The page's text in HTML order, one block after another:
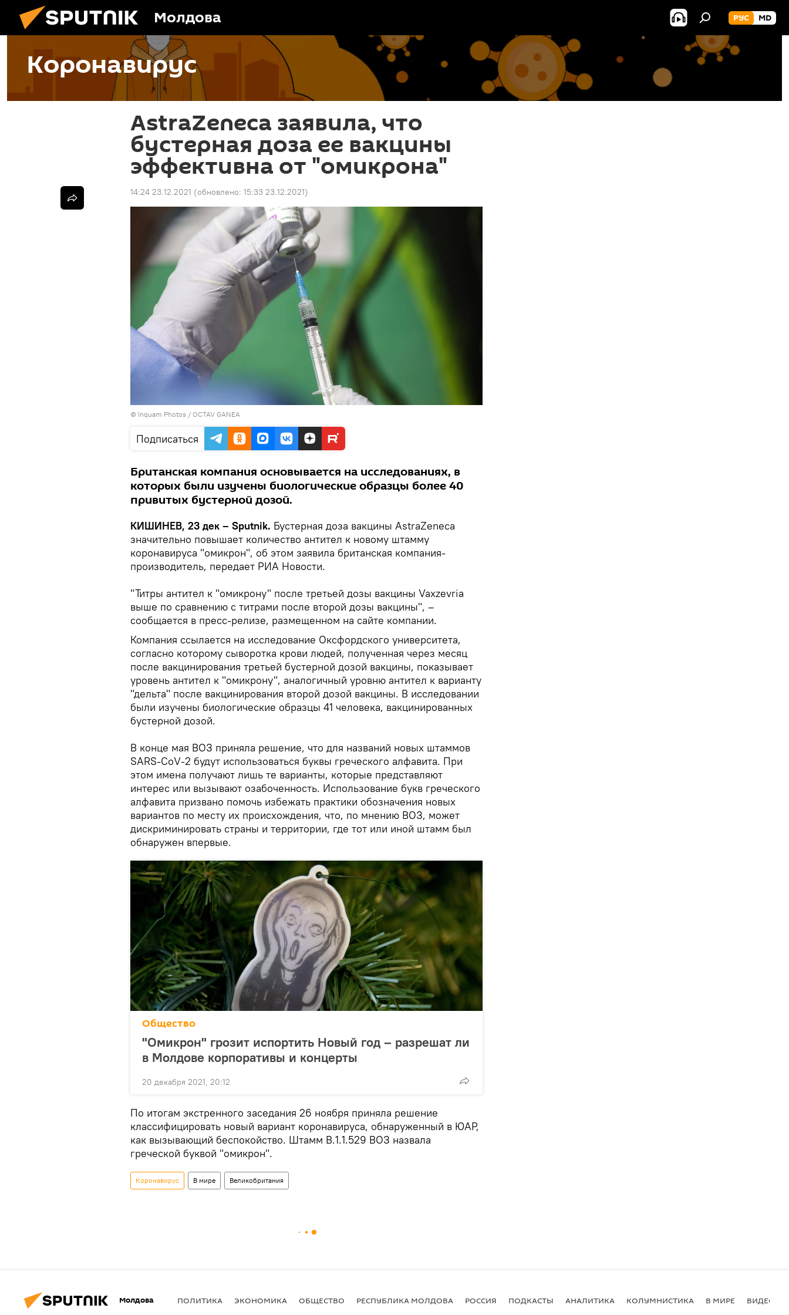
Молдова РУС MD
Коронавирус
AstraZeneca заявила, что
бустерная доза ее вакцины
эффективна от "омикрона"
14:24 23.12.2021 (обновлено: 15:33 23.12.2021)
© Inquam Photos / OCTAV GANEA
Подписаться
Британская компания основывается на исследованиях, в
которых были изучены биологические образцы более 40
привитых бустерной дозой.
КИШИНЕВ, 23 дек – Sputnik. Бустерная доза вакцины AstraZeneca
значительно повышает количество антител к новому штамму
коронавируса "омикрон", об этом заявила британская компания-
производитель, передает РИА Новости.
"Титры антител к "омикрону" после третьей дозы вакцины Vaxzevria
выше по сравнению с титрами после второй дозы вакцины", –
сообщается в пресс-релизе, размещенном на сайте компании.
Компания ссылается на исследование Оксфордского университета,
согласно которому сыворотка крови людей, полученная через месяц
после вакцинирования третьей бустерной дозой вакцины, показывает
уровень антител к "омикрону", аналогичный уровню антител к варианту
"дельта" после вакцинирования второй дозой вакцины. В исследовании
были изучены биологические образцы 41 человека, вакцинированных
бустерной дозой.
В конце мая ВОЗ приняла решение, что для названий новых штаммов
SARS-CoV-2 будут использоваться буквы греческого алфавита. При
этом имена получают лишь те варианты, которые представляют
интерес или вызывают озабоченность. Использование букв греческого
алфавита призвано помочь избежать практики обозначения новых
вариантов по месту их происхождения, что, по мнению ВОЗ, может
дискриминировать страны и территории, где тот или иной штамм был
обнаружен впервые.
Общество
"Омикрон" грозит испортить Новый год – разрешат ли
в Молдове корпоративы и концерты
20 декабря 2021, 20:12
По итогам экстренного заседания 26 ноября приняла решение
классифицировать новый вариант коронавируса, обнаруженный в ЮАР,
как вызывающий беспокойство. Штамм B.1.1.529 ВОЗ назвала
греческой буквой "омикрон".
Коронавирус В мире Великобритания
Молдова ПОЛИТИКА ЭКОНОМИКА ОБЩЕСТВО РЕСПУБЛИКА МОЛДОВА РОССИЯ ПОДКАСТЫ АНАЛИТИКА КОЛУМНИСТИКА В МИРЕ ВИДЕО